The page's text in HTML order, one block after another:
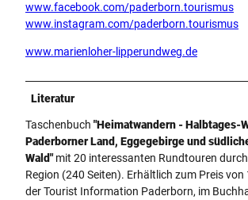
www.facebook.com/paderborn.tourismus
www.instagram.com/paderborn.tourismus
www.marienloher-lipperundweg.de
Literatur
Taschenbuch "Heimatwandern - Halbtages-
Paderborner Land, Eggegebirge und
Wald"mit 20 interessanten Rundtouren
Region (240 Seiten). Erhältlich zum Preis von
der Tourist Information Paderborn, im